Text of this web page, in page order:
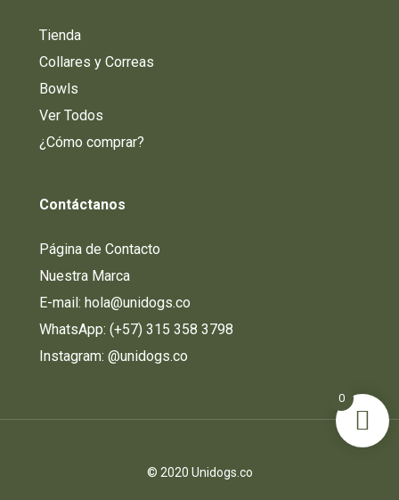
Tienda
Collares y Correas
Bowls
Ver Todos
¿Cómo comprar?
Contáctanos
Página de Contacto
Nuestra Marca
E-mail: hola@unidogs.co
WhatsApp: (+57) 315 358 3798
Instagram:@unidogs.co
© 2020 Unidogs.co
0